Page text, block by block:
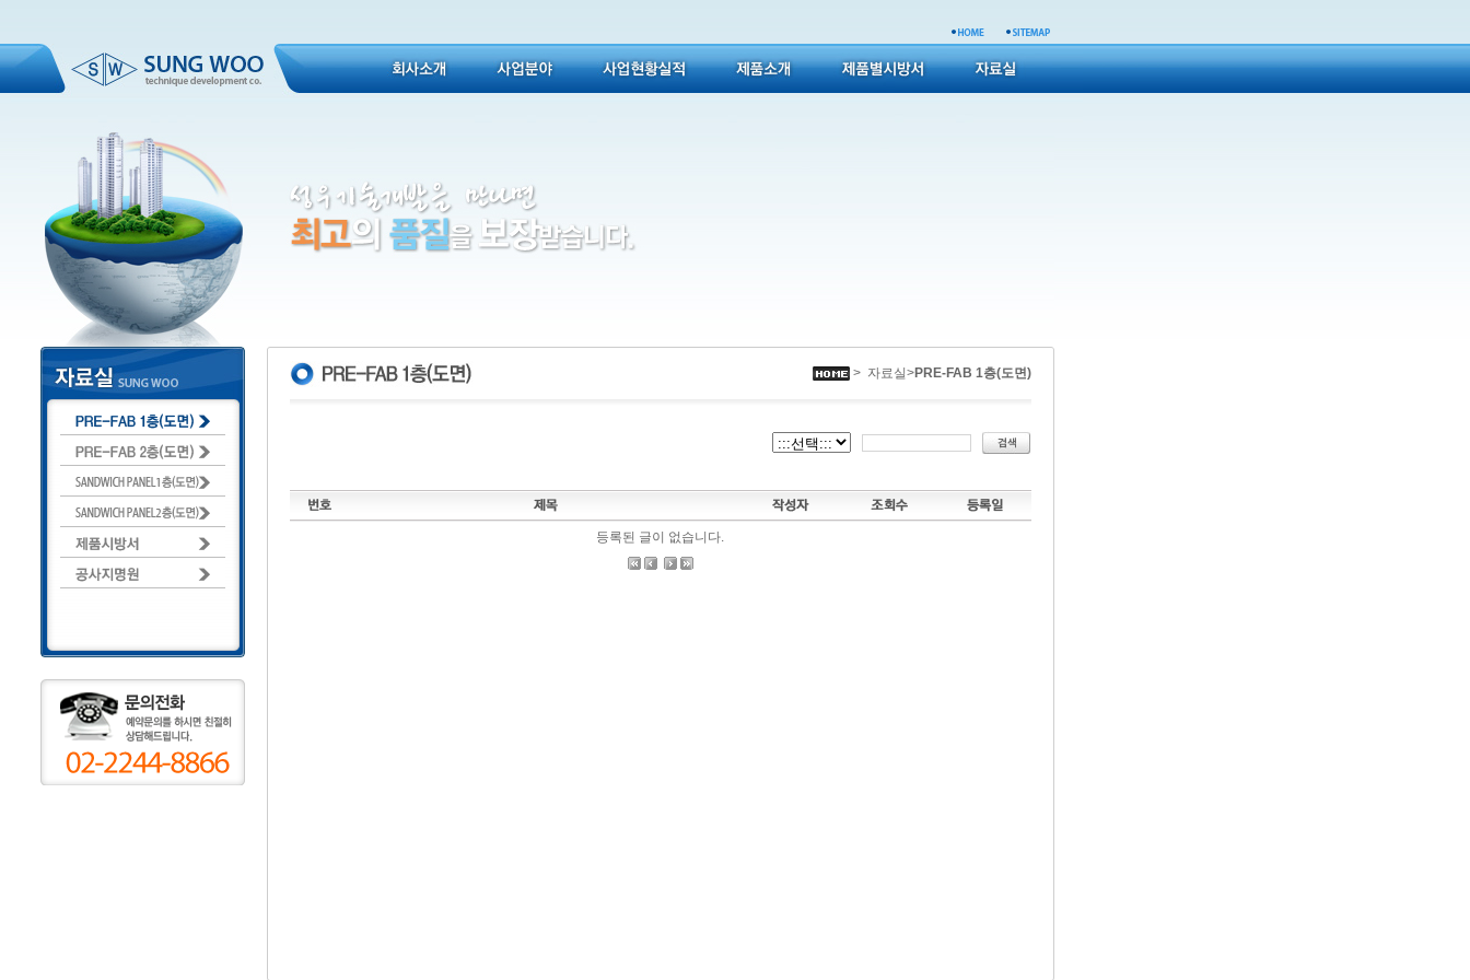
> 자료실>PRE-FAB 1층(도면)
등록된 글이 없습니다.